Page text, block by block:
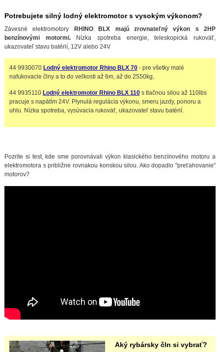
Potrebujete silný lodný elektromotor s vysokým výkonom?
Závesné elektromotory
RHINO BLX majú zrovnateľný výkon s 2HP
benzínovými motormi.Nízka spotreba energie, teleskopická rukoväť,
ukazovateľ stavu batérií, 12V alebo 24V
44 9930070 Lodný elektromotor Rhino BLX 70- pre všetky malé
nafukovacie člny a to do veľkosti až 6m, až do 2550kg,
44 9935110 Lodný elektromotor Rhino BLX 110s tlačnou silou až 110lbs
pracuje s napätím 24V. Plynulá regulácia výkonu, smeru jazdy, ponoru a
uhlu. Nízka spotreba, vysúvacia rukoväť, ukazovateľ stavu batérií.
Pozrite si test, kde sme porovnávali výkon klasického benzínového motoru a
elektromotora s približne rovnakou konskou silou. Ako dopadlo "preťahovanie"
motorov?
Aký rybársky čln si vybrať?